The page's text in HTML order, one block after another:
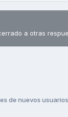
a otras
de nuevos usuarios